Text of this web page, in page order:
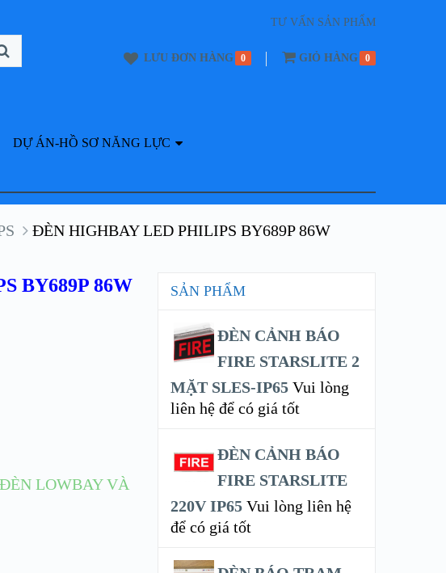
TƯ VẤN SẢN PHẨM
LƯU ĐƠN HÀNG 0 GIỎ HÀNG 0
DỰ ÁN-HỒ SƠ NĂNG LỰC
ĐÈN HIGHBAY LED PHILIPS BY689P 86W
BY689P 86W
ĐÈN LOWBAY VÀ
SẢN PHẨM
ĐÈN CẢNH BÁO
FIRE STARSLITE 2
MẶT SLES-IP65 Vui lòng
liên hệ để có giá tốt
ĐÈN CẢNH BÁO
FIRE STARSLITE
220V IP65 Vui lòng liên hệ
để có giá tốt